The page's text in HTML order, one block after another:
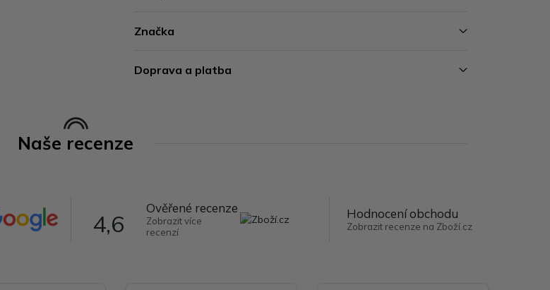
Značka
Doprava a platba
Naše recenze
4,6
Ověřené recenze
Zobrazit více
recenzí
Hodnocení obchodu
Zobrazit recenze na Zboží.cz